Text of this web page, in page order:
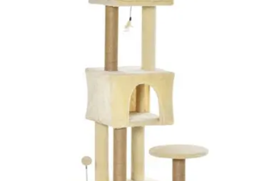
Comparativas
Formación a Distancia